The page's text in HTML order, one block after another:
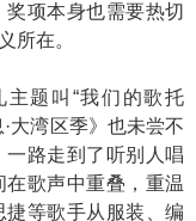
项本身也需要热切
所在。
题叫“我们的歌托
大湾区季》也未尝不
路走到了听别人唱
歌声中重叠，重温
等歌手从服装、编